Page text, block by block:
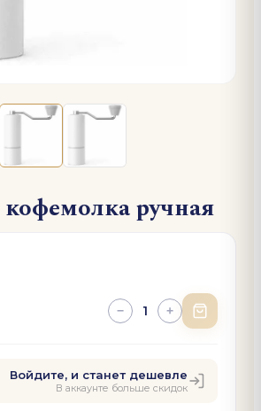
ручная
− 1 +
Войдите, и станет дешевле
В аккаунте больше скидок